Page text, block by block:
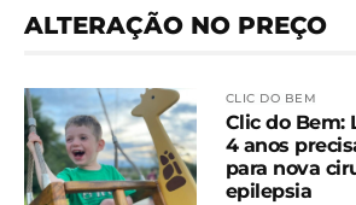
ALTERAÇÃO NO PREÇO
CLIC DO BEM
Clic do Bem:
4 anos
para nova
epilepsia